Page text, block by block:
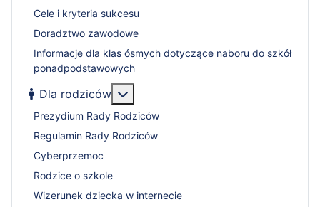
Cele i kryteria sukcesu
Doradztwo zawodowe
Informacje dla klas ósmych dotyczące naboru do szkół
ponadpodstawowych
Dla rodziców
Prezydium Rady Rodziców
Regulamin Rady Rodziców
Cyberprzemoc
Rodzice o szkole
Wizerunek dziecka w internecie